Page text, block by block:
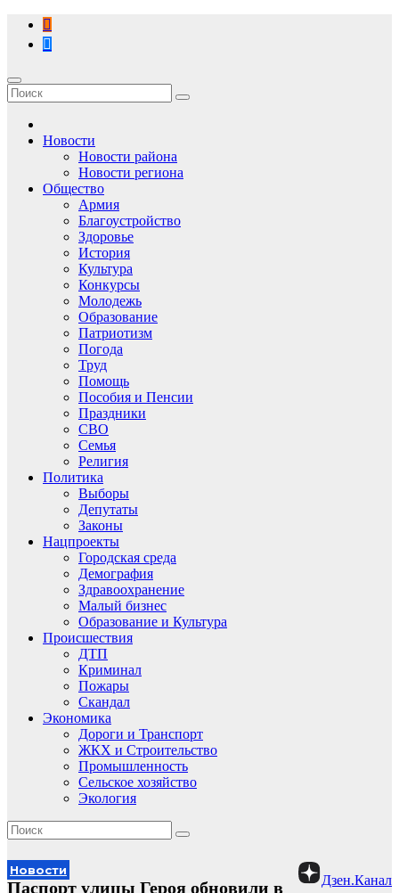
Перейти
содержимому
Новости
Новости района
Новости региона
Общество
Армия
Благоустройство
Здоровье
История
Культура
Конкурсы
Молодежь
Образование
Патриотизм
Погода
Труд
Помощь
Пособия и Пенсии
Праздники
СВО
Семья
Религия
Политика
Выборы
Депутаты
Законы
Нацпроекты
Городская среда
Демография
Здравоохранение
Малый бизнес
Образование и Культура
Происшествия
ДТП
Криминал
Пожары
Скандал
Экономика
Дороги и Транспорт
ЖКХ и Строительство
Промышленность
Сельское хозяйство
Экология
Новости
Дзен.Канал
Паспорт улицы Героя обновили в